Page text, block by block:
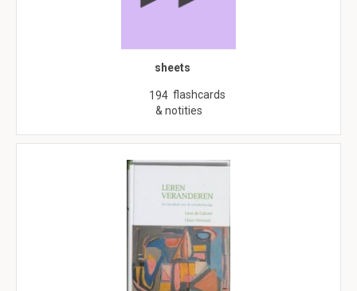
sheets
194 flashcards
& notities